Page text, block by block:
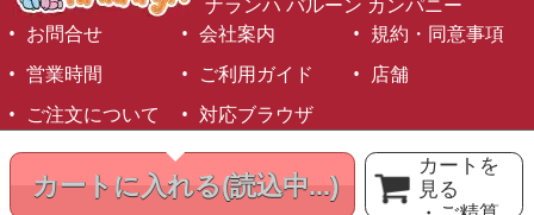
カートに入れる(読込中...)
カートを
見る
お問合せ
会社案内
規約・同意事項
営業時間
ご利用ガイド
店舗
ご注文について
対応ブラウザ
©1999-2026 NARANJA Inc. All Rights Reserved.